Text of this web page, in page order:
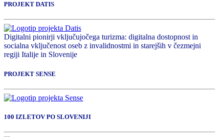
PROJEKT DATIS
Digitalni pionirji vključujočega turizma: digitalna dostopnost in
socialna vključenost oseb z invalidnostmi in starejših v čezmejni
regiji Italije in Slovenije
PROJEKT SENSE
100 IZLETOV PO SLOVENIJI